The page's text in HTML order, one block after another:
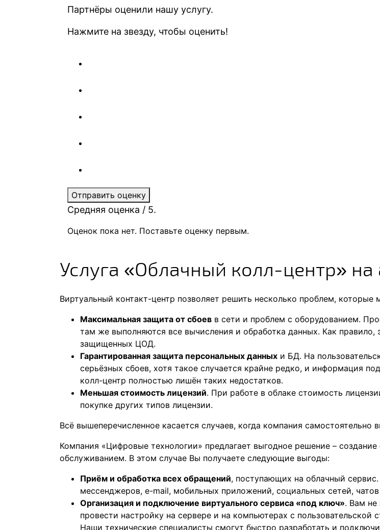
Партнёры оценили нашу услугу.
Нажмите на звезду, чтобы оценить!
Отправить оценку
Средняя оценка / 5.
Оценок пока нет. Поставьте оценку первым.
Услуга «Облачный колл-центр» на
Виртуальный контакт-центр позволяет решить несколько проблем,
Максимальная защита от сбоев в сети и проблем с оборудованием.
там же выполняются все вычисления и обработка данных. Как
защищенных ЦОД.
Гарантированная защита персональных данных и БД. На
серьёзных сбоев, хотя такое случается крайне редко, и информация
колл-центр полностью лишён таких недостатков.
Меньшая стоимость лицензий. При работе в облаке стоимость
покупке других типов лицензии.
Всё вышеперечисленное касается случаев, когда компания самостоятельно
Компания «Цифровые технологии» предлагает выгодное решение –
обслуживанием. В этом случае Вы получаете следующие выгоды:
Приём и обработка всех обращений, поступающих на облачный
мессенджеров, e-mail, мобильных приложений, социальных сетей, чатов
Организация и подключение виртуального сервиса «под ключ». Вам не
провести настройку на сервере и на компьютерах с
Наши технические специалисты смогут быстро разработать и